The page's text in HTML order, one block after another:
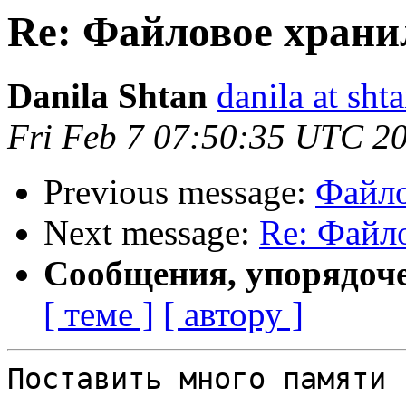
Re: Файловое
Danila Shtan danila at
Fri Feb 7 07:50:35 UTC
Previous message:
Next message: Re:
Сообщения,
[ теме ] [ автору ]
Поставить много